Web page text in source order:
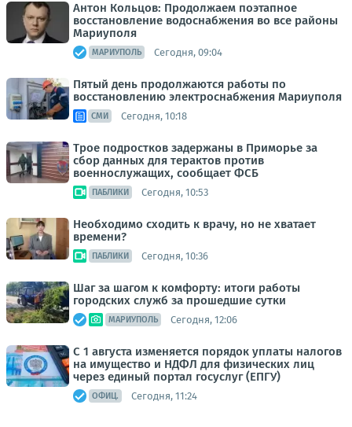
Антон Кольцов: Продолжаем поэтапное
восстановление водоснабжения во все районы
Мариуполя
МАРИУПОЛЬ Сегодня, 09:04
Пятый день продолжаются работы по
восстановлению электроснабжения Мариуполя
СМИ Сегодня, 10:18
Трое подростков задержаны в Приморье за
сбор данных для терактов против
военнослужащих, сообщает ФСБ
ПАБЛИКИ Сегодня, 10:53
Необходимо сходить к врачу, но не хватает
времени?
ПАБЛИКИ Сегодня, 10:36
Шаг за шагом к комфорту: итоги работы
городских служб за прошедшие сутки
МАРИУПОЛЬ Сегодня, 12:06
С 1 августа изменяется порядок уплаты налогов
на имущество и НДФЛ для физических лиц
через единый портал госуслуг (ЕПГУ)
ОФИЦ. Сегодня, 11:24